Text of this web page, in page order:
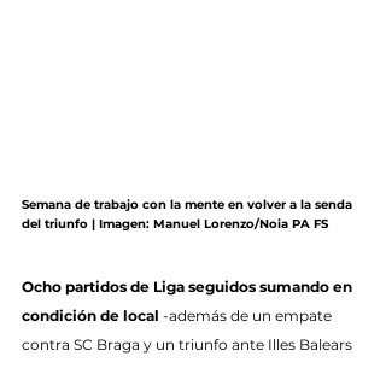
Semana de trabajo con la mente en volver a la senda
del triunfo | Imagen: Manuel Lorenzo/Noia PA FS
Ocho partidos de Liga seguidos sumando en
condición de local -además de un empate
contra SC Braga y un triunfo ante Illes Balears